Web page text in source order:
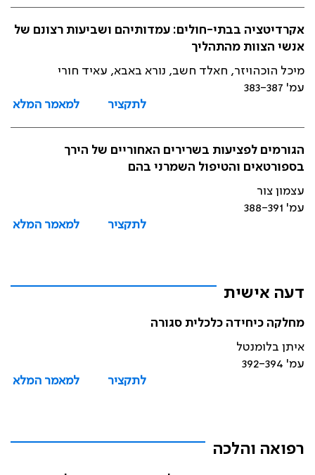
אקרדיטציה בבתי-חולים: עמדותיהם ושביעות רצונם של
אנשי הצוות מהתהליך
מיכל הוכהויזר, חאלד חשב, נורא באבא, עאיד חורי
עמ' 383-387
לתקציר
למאמר המלא
הגורמים לפציעות בשרירים האחוריים של הירך
בספורטאים והטיפול השמרני בהם
עצמון צור
עמ' 388-391
לתקציר
למאמר המלא
דעה אישית
מחלקה כיחידה כלכלית סגורה
איתן בלומנטל
עמ' 392-394
לתקציר
למאמר המלא
רפואה והלכה